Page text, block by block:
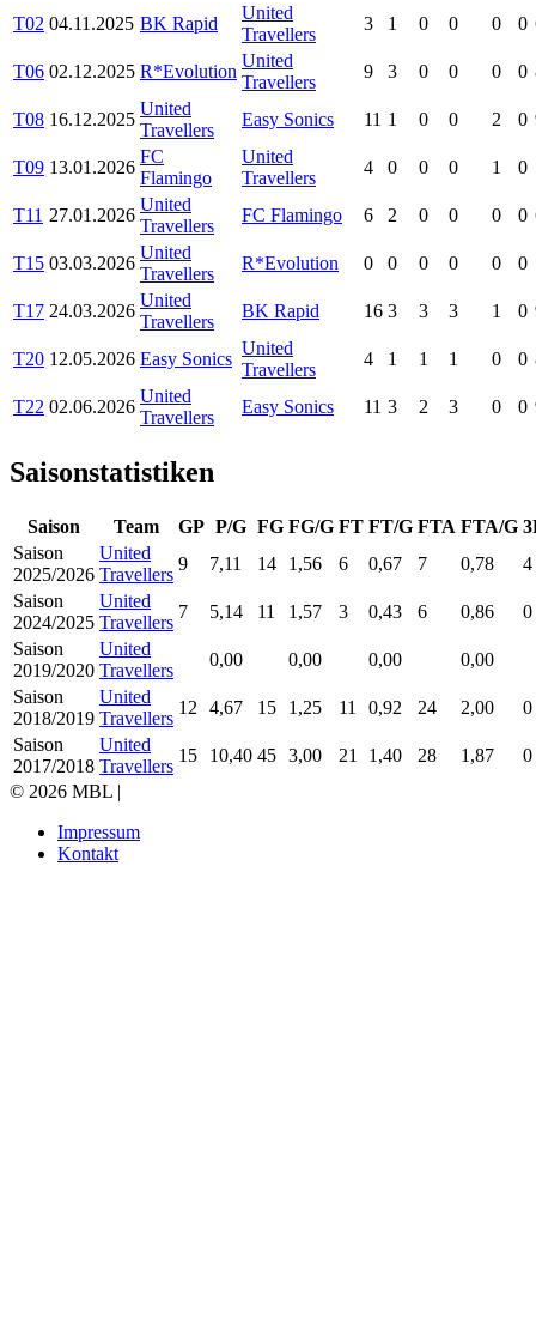
T02 04.11.2025 BK Rapid
United
Travellers
3 1 0 0 0 0
T06 02.12.2025 R*Evolution
United
Travellers
9 3 0 0 0 0
T08 16.12.2025
United
Travellers
Easy Sonics 11 1 0 0 2 0
T09 13.01.2026
FC
Flamingo
United
Travellers
4 0 0 0 1 0
T11 27.01.2026
United
Travellers
FC Flamingo 6 2 0 0 0 0
T15 03.03.2026
United
Travellers
R*Evolution 0 0 0 0 0 0
T17 24.03.2026
United
Travellers
BK Rapid 16 3 3 3 1 0
T20 12.05.2026 Easy Sonics
United
Travellers
4 1 1 1 0 0
T22 02.06.2026
United
Travellers
Easy Sonics 11 3 2 3 0 0
Saisonstatistiken
Saison Team GP P/G FG FG/G FT FT/G FTA FTA/G
Saison
2025/2026
United
Travellers
9 7,11 14 1,56 6 0,67 7 0,78
4
Saison
2024/2025
United
Travellers
7 5,14 11 1,57 3 0,43 6 0,86
0
Saison
2019/2020
United
Travellers
0,00 0,00 0,00
0,00
Saison
2018/2019
United
Travellers
12 4,67 15 1,25 11 0,92 24 2,00
0
Saison
2017/2018
United
Travellers
15 10,40 45 3,00 21 1,40 28 1,87
0
© 2026 MBL |
Impressum
Kontakt